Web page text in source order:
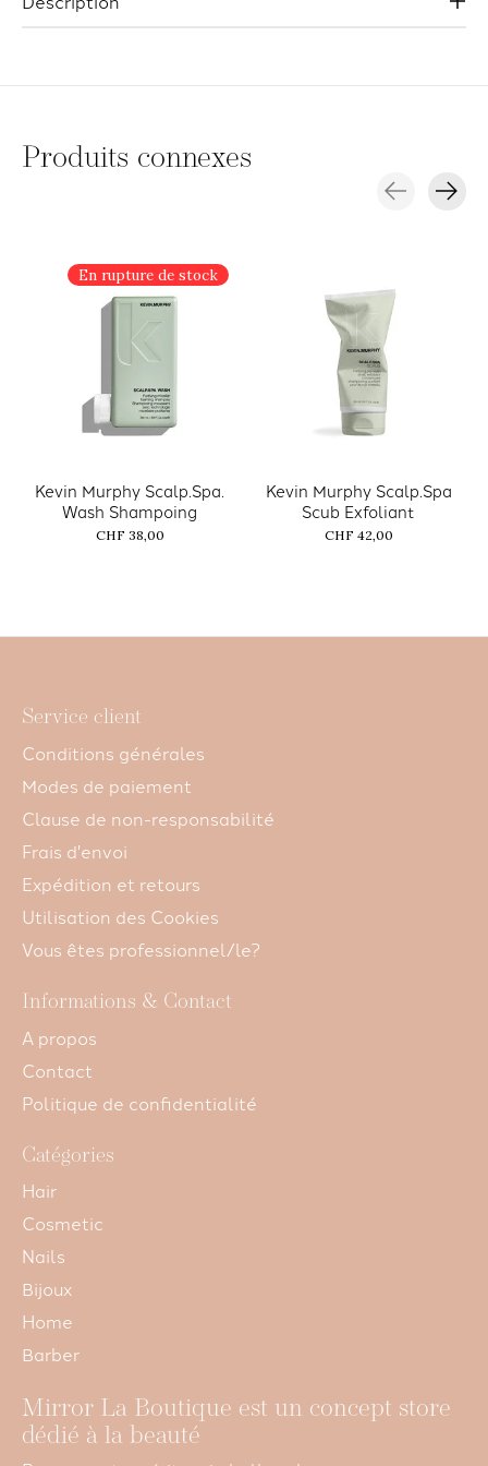
Produits connexes
En rupture de stock
Kevin Murphy Scalp.Spa.
Wash Shampoing
CHF 38,00
Kevin Murphy Scalp.Spa
Scub Exfoliant
CHF 42,00
Service client
Conditions générales
Modes de paiement
Clause de non-responsabilité
Frais d'envoi
Expédition et retours
Utilisation des Cookies
Vous êtes professionnel/le?
Informations & Contact
A propos
Contact
Politique de confidentialité
Catégories
Hair
Cosmetic
Nails
Bijoux
Home
Barber
Mirror La Boutique est un concept store
dédié à la beauté